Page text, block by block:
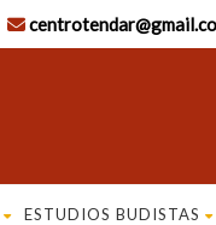
ESTUDIOS BUDISTAS